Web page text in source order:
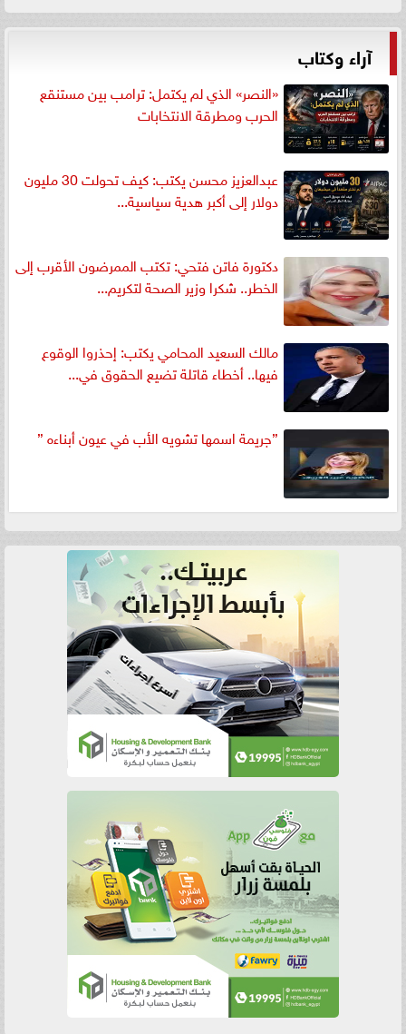
آراء وكتاب
«النصر» الذي لم يكتمل: ترامب بين مستنقع
الحرب ومطرقة الانتخابات
عبدالعزيز محسن يكتب: كيف تحولت 30 مليون
دولار إلى أكبر هدية سياسية...
دكتورة فاتن فتحي: تكتب الممرضون الأقرب إلى
الخطر.. شكرا وزير الصحة لتكريم...
مالك السعيد المحامي يكتب: إحذروا الوقوع
فيها.. أخطاء قاتلة تضيع الحقوق في...
”جريمة اسمها تشويه الأب في عيون أبناءه ”